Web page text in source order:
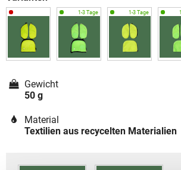
Gewicht
50 g
Material
Textilien aus recycelten Materialien